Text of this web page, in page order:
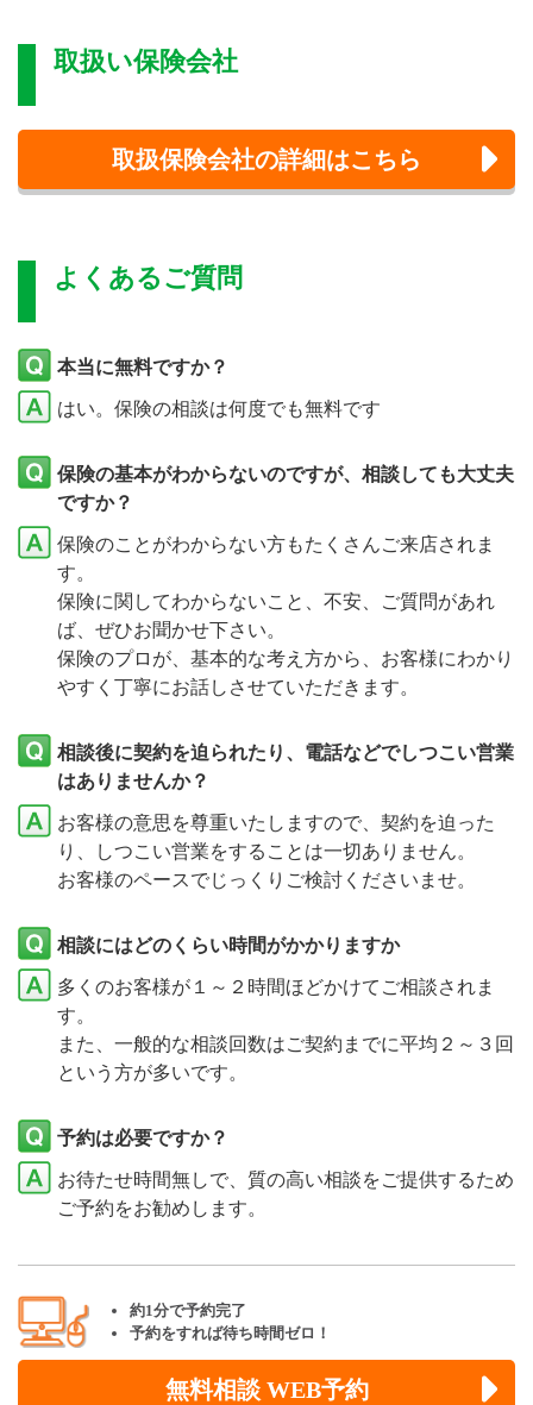
取扱い保険会社
取扱保険会社の詳細はこちら
よくあるご質問
本当に無料ですか？
はい。保険の相談は何度でも無料です
保険の基本がわからないのですが、相談しても大丈夫
ですか？
保険のことがわからない方もたくさんご来店されま
す。
保険に関してわからないこと、不安、ご質問があれ
ば、ぜひお聞かせ下さい。
保険のプロが、基本的な考え方から、お客様にわかり
やすく丁寧にお話しさせていただきます。
相談後に契約を迫られたり、電話などでしつこい営業
はありませんか？
お客様の意思を尊重いたしますので、契約を迫った
り、しつこい営業をすることは一切ありません。
お客様のペースでじっくりご検討くださいませ。
相談にはどのくらい時間がかかりますか
多くのお客様が１～２時間ほどかけてご相談されま
す。
また、一般的な相談回数はご契約までに平均２～３回
という方が多いです。
予約は必要ですか？
お待たせ時間無しで、質の高い相談をご提供するため
ご予約をお勧めします。
約1分で予約完了
予約をすれば待ち時間ゼロ！
無料相談 WEB予約